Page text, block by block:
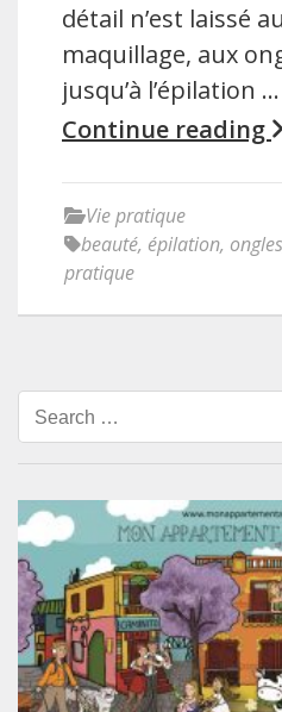
détail n’est laissé
maquillage, aux
jusqu’à l’épilation …
Continue reading
Vie pratique
beauté, épilation, ongles
pratique
Search
for: